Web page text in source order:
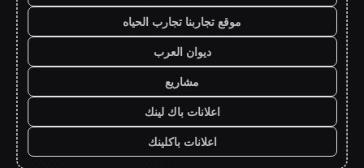
موقع تجاربنا تجارب الحياه
ديوان العرب
مشاريع
اعلانات باك لينك
اعلانات باكلينك